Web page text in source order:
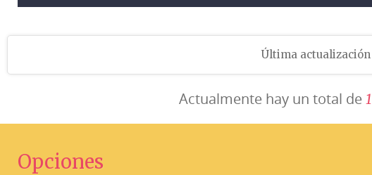
Última
Actualmente hay un total de 1
Opciones